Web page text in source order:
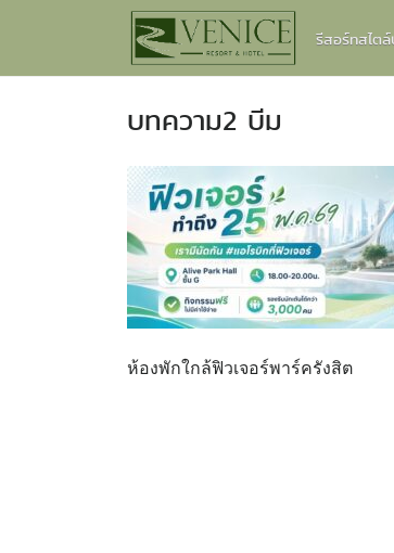
รีสอร์ทสไต
บทความ2 บีม
ห้องพักใกล้ฟิวเจอร์พาร์ครังสิต